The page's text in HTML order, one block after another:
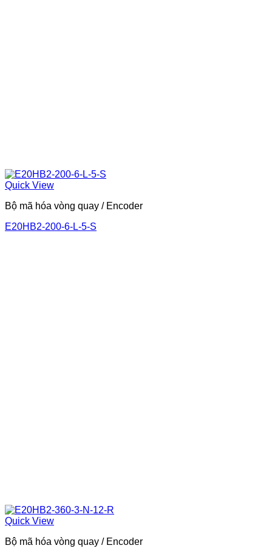
Quick View
Bộ mã hóa vòng quay / Encoder
E20HB2-200-6-L-5-S
Quick View
Bộ mã hóa vòng quay / Encoder